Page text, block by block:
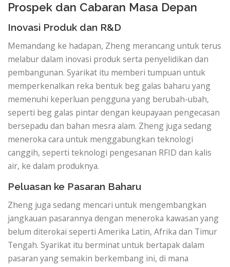
Prospek dan Cabaran Masa Depan
Inovasi Produk dan R&D
Memandang ke hadapan, Zheng merancang untuk terus
melabur dalam inovasi produk serta penyelidikan dan
pembangunan. Syarikat itu memberi tumpuan untuk
memperkenalkan reka bentuk beg galas baharu yang
memenuhi keperluan pengguna yang berubah-ubah,
seperti beg galas pintar dengan keupayaan pengecasan
bersepadu dan bahan mesra alam. Zheng juga sedang
meneroka cara untuk menggabungkan teknologi
canggih, seperti teknologi pengesanan RFID dan kalis
air, ke dalam produknya.
Peluasan ke Pasaran Baharu
Zheng juga sedang mencari untuk mengembangkan
jangkauan pasarannya dengan meneroka kawasan yang
belum diterokai seperti Amerika Latin, Afrika dan Timur
Tengah. Syarikat itu berminat untuk bertapak dalam
pasaran yang semakin berkembang ini, di mana